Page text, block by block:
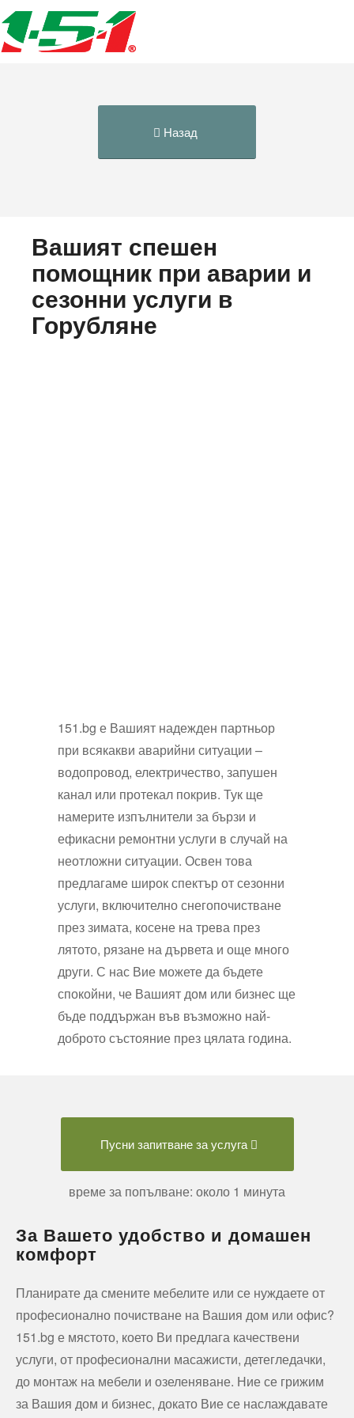
Назад
Вашият спешен
помощник при аварии и
сезонни услуги в
Горубляне
151.bg е Вашият надежден партньор
при всякакви аварийни ситуации –
водопровод, електричество, запушен
канал или протекал покрив. Тук ще
намерите изпълнители за бързи и
ефикасни ремонтни услуги в случай на
неотложни ситуации. Освен това
предлагаме широк спектър от сезонни
услуги, включително снегопочистване
през зимата, косене на трева през
лятото, рязане на дървета и още много
други. С нас Вие можете да бъдете
спокойни, че Вашият дом или бизнес ще
бъде поддържан във възможно най-
доброто състояние през цялата година.
Пусни запитване за услуга
време за попълване: около 1 минута
За Вашето удобство и домашен
комфорт
Планирате да смените мебелите или се нуждаете от
професионално почистване на Вашия дом или офис?
151.bg е мястото, което Ви предлага качествени
услуги, от професионални масажисти, детегледачки,
до монтаж на мебели и озеленяване. Ние се грижим
за Вашия дом и бизнес, докато Вие се наслаждавате